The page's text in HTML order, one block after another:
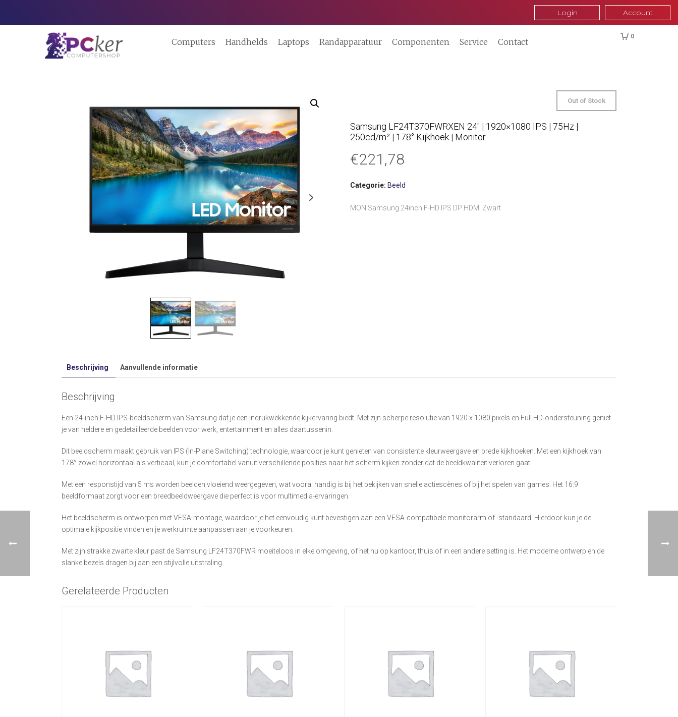
Login Account
Computers Handhelds Laptops Randapparatuur Componenten Service Contact
0
Out of Stock
Samsung LF24T370FWRXEN 24″ | 1920×1080 IPS | 75Hz |
250cd/m² | 178° Kijkhoek | Monitor
€221,78
Categorie: Beeld
MON Samsung 24inch F-HD IPS DP HDMI Zwart
Beschrijving Aanvullende informatie
Beschrijving
Een 24-inch F-HD IPS-beeldscherm van Samsung dat je een indrukwekkende kijkervaring biedt. Met zijn scherpe resolutie van 1920 x 1080 pixels en Full HD-ondersteuning geniet
je van heldere en gedetailleerde beelden voor werk, entertainment en alles daartussenin.
Dit beeldscherm maakt gebruik van IPS (In-Plane Switching) technologie, waardoor je kunt genieten van consistente kleurweergave en brede kijkhoeken. Met een kijkhoek van
178° zowel horizontaal als verticaal, kun je comfortabel vanuit verschillende posities naar het scherm kijken zonder dat de beeldkwaliteit verloren gaat.
Met een responstijd van 5 ms worden beelden vloeiend weergegeven, wat vooral handig is bij het bekijken van snelle actiescènes of bij het spelen van games. Het 16:9
beeldformaat zorgt voor een breedbeeldweergave die perfect is voor multimedia-ervaringen.
Het beeldscherm is ontworpen met VESA-montage, waardoor je het eenvoudig kunt bevestigen aan een VESA-compatibele monitorarm of -standaard. Hierdoor kun je de
optimale kijkpositie vinden en je werkruimte aanpassen aan je voorkeuren.
Met zijn strakke zwarte kleur past de Samsung LF24T370FWR moeiteloos in elke omgeving, of het nu op kantoor, thuis of in een andere setting is. Het moderne ontwerp en de
slanke bezels dragen bij aan een stijlvolle uitstraling.
Gerelateerde Producten